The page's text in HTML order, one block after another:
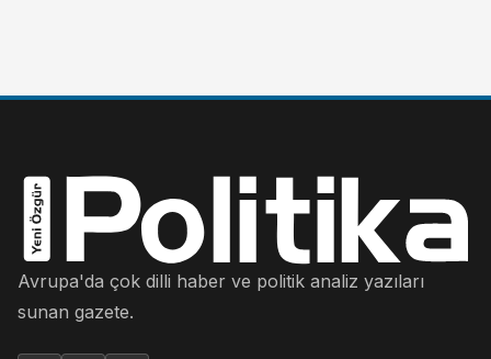
Avrupa'da çok dilli haber ve politik analiz yazıları
sunan gazete.